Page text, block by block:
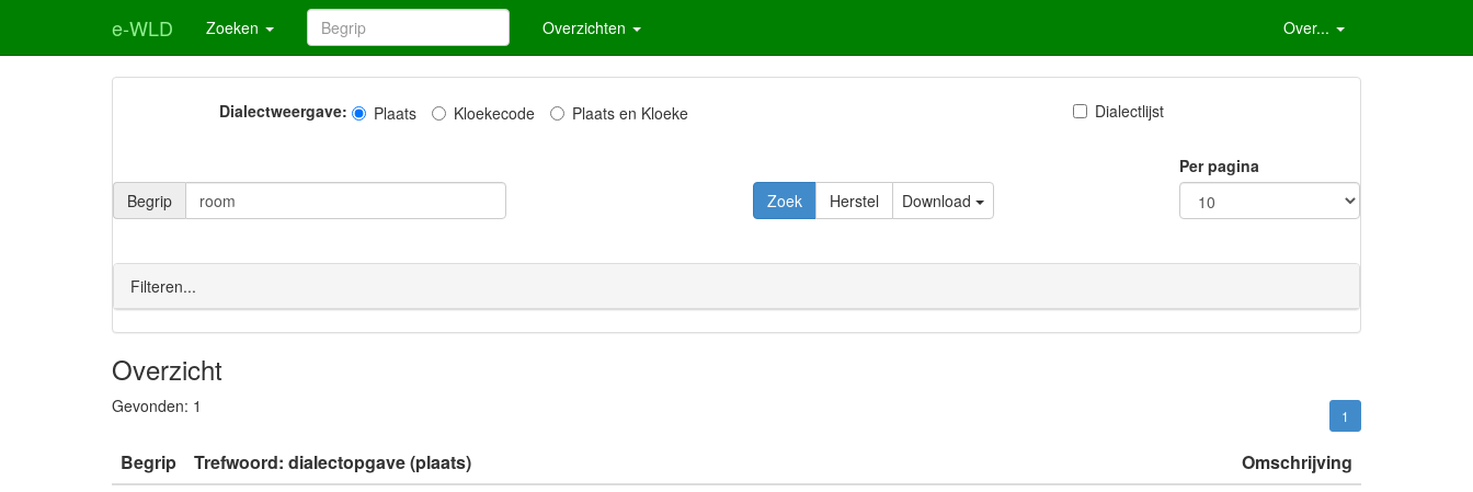
e-WLD Zoeken Overzichten Over...
Dialectweergave: Plaats Kloekecode Plaats en Kloeke Dialectlijst
Begrip Zoek Herstel Download
Per pagina
Filteren...
Overzicht
Gevonden: 1 1
Begrip Trefwoord: dialectopgave (plaats)
Omschrijving